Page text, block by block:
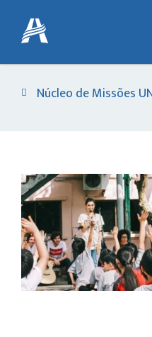
Núcleo de Missões